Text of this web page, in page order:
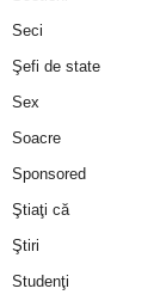
Seci
Şefi de state
Sex
Soacre
Sponsored
Ştiaţi că
Ştiri
Studenţi